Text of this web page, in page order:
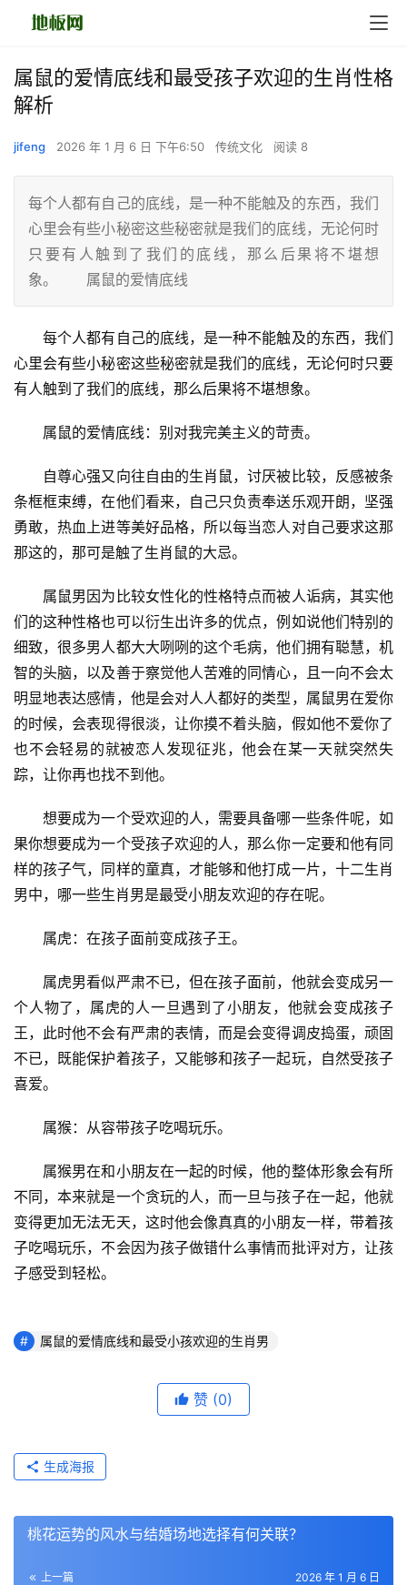
属鼠的爱情底线和最受孩子欢迎的生肖性格
解析
jifeng 2026 年 1 月 6 日 下午6:50 传统文化 阅读 8
每个人都有自己的底线，是一种不能触及的东西，我们
心里会有些小秘密这些秘密就是我们的底线，无论何时
只要有人触到了我们的底线，那么后果将不堪想
象。 属鼠的爱情底线
每个人都有自己的底线，是一种不能触及的东西，我们
心里会有些小秘密这些秘密就是我们的底线，无论何时只要
有人触到了我们的底线，那么后果将不堪想象。
属鼠的爱情底线：别对我完美主义的苛责。
自尊心强又向往自由的生肖鼠，讨厌被比较，反感被条
条框框束缚，在他们看来，自己只负责奉送乐观开朗，坚强
勇敢，热血上进等美好品格，所以每当恋人对自己要求这那
那这的，那可是触了生肖鼠的大忌。
属鼠男因为比较女性化的性格特点而被人诟病，其实他
们的这种性格也可以衍生出许多的优点，例如说他们特别的
细致，很多男人都大大咧咧的这个毛病，他们拥有聪慧，机
智的头脑，以及善于察觉他人苦难的同情心，且一向不会太
明显地表达感情，他是会对人人都好的类型，属鼠男在爱你
的时候，会表现得很淡，让你摸不着头脑，假如他不爱你了
也不会轻易的就被恋人发现征兆，他会在某一天就突然失
踪，让你再也找不到他。
想要成为一个受欢迎的人，需要具备哪一些条件呢，如
果你想要成为一个受孩子欢迎的人，那么你一定要和他有同
样的孩子气，同样的童真，才能够和他打成一片，十二生肖
男中，哪一些生肖男是最受小朋友欢迎的存在呢。
属虎：在孩子面前变成孩子王。
属虎男看似严肃不已，但在孩子面前，他就会变成另一
个人物了，属虎的人一旦遇到了小朋友，他就会变成孩子
王，此时他不会有严肃的表情，而是会变得调皮捣蛋，顽固
不已，既能保护着孩子，又能够和孩子一起玩，自然受孩子
喜爱。
属猴：从容带孩子吃喝玩乐。
属猴男在和小朋友在一起的时候，他的整体形象会有所
不同，本来就是一个贪玩的人，而一旦与孩子在一起，他就
变得更加无法无天，这时他会像真真的小朋友一样，带着孩
子吃喝玩乐，不会因为孩子做错什么事情而批评对方，让孩
子感受到轻松。
属鼠的爱情底线和最受小孩欢迎的生肖男
赞 (0)
生成海报
桃花运势的风水与结婚场地选择有何关联？
上一篇 2026 年 1 月 6 日